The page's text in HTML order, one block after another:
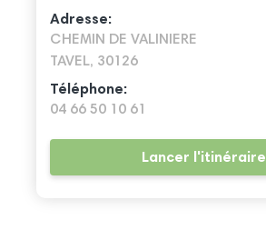
Adresse:
CHEMIN DE VALINIERE
TAVEL, 30126
Téléphone:
04 66 50 10 61
Lancer l'itinéraire